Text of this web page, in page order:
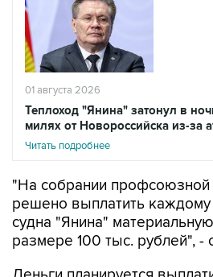
01 августа 2026
Теплоход "Янина" затонул в
милях от Новороссийска из-за
Читать подробнее
"На собрании профсоюзной
решено выплатить каждому
судна "Янина"
размере 100 тыс. рублей", -